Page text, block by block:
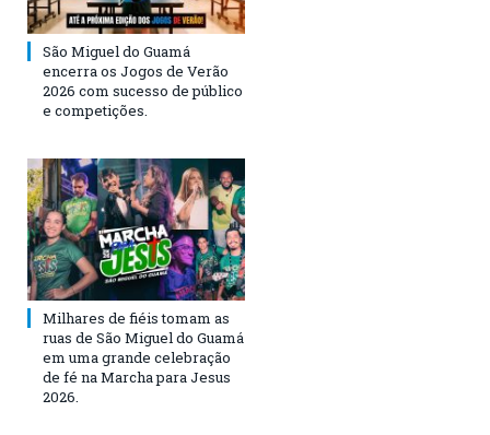
São Miguel do Guamá
encerra os Jogos de Verão
2026 com sucesso de público
e competições.
Milhares de fiéis tomam as
ruas de São Miguel do Guamá
em uma grande celebração
de fé na Marcha para Jesus
2026.